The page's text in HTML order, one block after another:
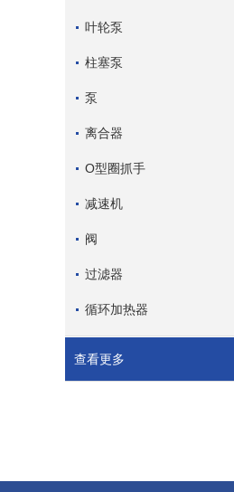
叶轮泵
柱塞泵
泵
离合器
O型圈抓手
减速机
阀
过滤器
循环加热器
查看更多